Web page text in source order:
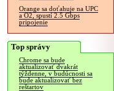
Orange sa doťahuje na UPC
a O2, spustí 2.5 Gbps
pripojenie
Top správy
Chrome sa bude
aktualizovať dvakrát
týždenne, v budúcnosti sa
bude aktualizovať bez
reštartov